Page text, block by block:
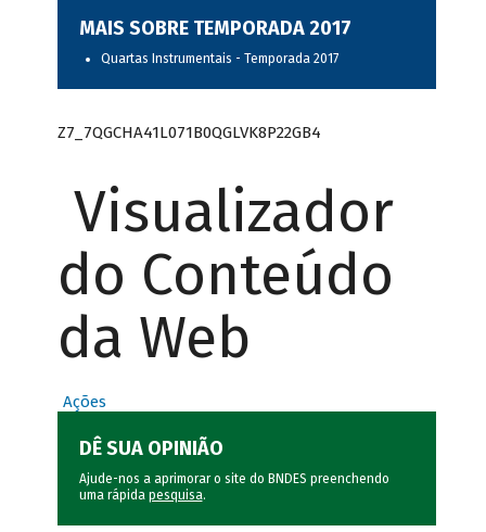
MAIS SOBRE TEMPORADA 2017
Quartas Instrumentais - Temporada 2017
Z7_7QGCHA41L071B0QGLVK8P22GB4
Visualizador
do Conteúdo
da Web
Ações
DÊ SUA OPINIÃO
Ajude-nos a aprimorar o site do BNDES preenchendo
uma rápida pesquisa.